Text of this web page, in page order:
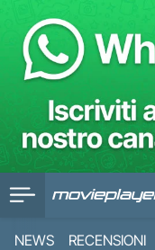
NEWS RECENSIONI